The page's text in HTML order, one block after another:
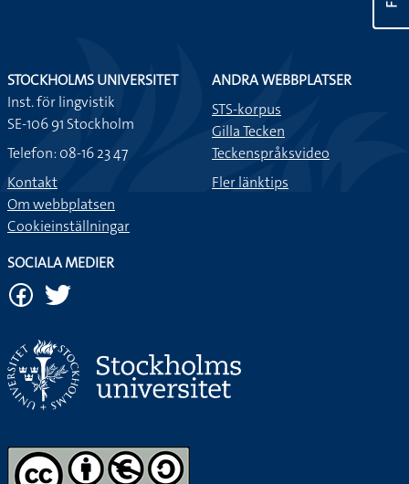
STOCKHOLMS UNIVERSITET
Inst. för lingvistik
SE-106 91 Stockholm
Telefon: 08-16 23 47
Kontakt
Om webbplatsen
Cookieinställningar
ANDRA WEBBPLATSER
STS-korpus
Gilla Tecken
Teckenspråksvideo
Fler länktips
SOCIALA MEDIER